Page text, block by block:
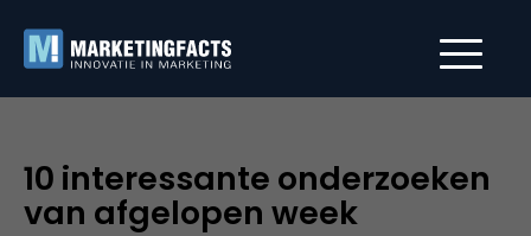
10 interessante onderzoeken
van afgelopen week